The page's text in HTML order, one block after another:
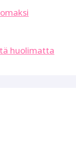
huolimatta